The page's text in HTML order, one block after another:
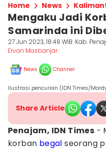
Home News
Mengaku Jadi
Samarinda ini
27 Jun 2023, 18:48 WIB Kab.
Ervan Masbanjar
News Channel
Ilustrasi pencurian (IDN Times/
Share Article
Penajam, IDN Times -
korban begal seorang